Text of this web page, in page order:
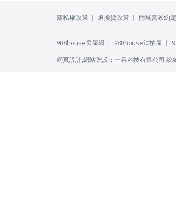
隱私權政策 退換貨政策 商城賣家約
988house房屋網 988house法拍屋
網頁設計,網站架設 ： 一番科技有限公司 統